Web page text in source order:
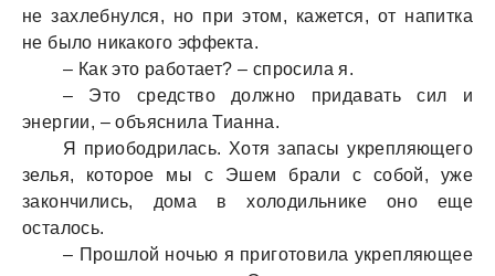
не захлебнулся, но при этом, кажется, от напитка
не было никакого эффекта.
– Как это работает? – спросила я.
– Это средство должно придавать сил и
энергии, – объяснила Тианна.
Я приободрилась. Хотя запасы укрепляющего
зелья, которое мы с Эшем брали с собой, уже
закончились, дома в холодильнике оно еще
осталось.
– Прошлой ночью я приготовила укрепляющее